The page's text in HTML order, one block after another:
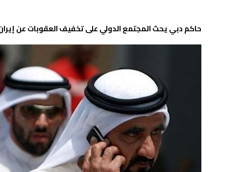
حاكم دبي يحث المجتمع الدولي على تخفيف العقوبات عن